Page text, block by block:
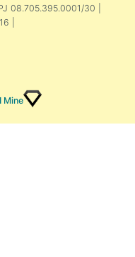
08.705.395.0001/30 |
|
Mine